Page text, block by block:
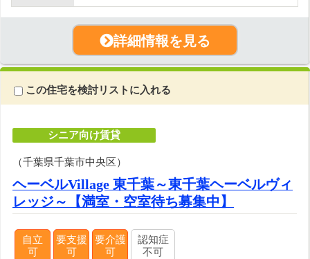
詳細情報を見る
この住宅を検討リストに入れる
シニア向け賃貸
（千葉県千葉市中央区）
ヘーベルVillage 東千葉～東千葉ヘーベルヴィ
レッジ～【満室・空室待ち募集中】
自立
可
要支援
可
要介護
可
認知症
不可